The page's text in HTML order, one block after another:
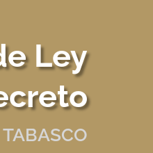
Ley